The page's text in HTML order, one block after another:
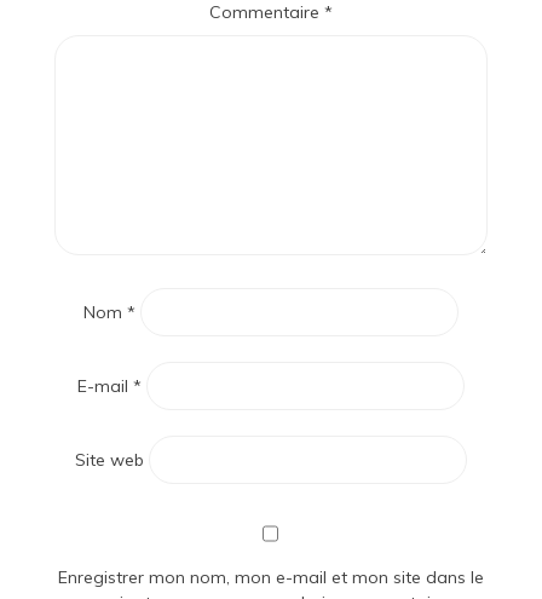
Commentaire *
Nom *
E-mail *
Site web
Enregistrer mon nom, mon e-mail et mon site dans le